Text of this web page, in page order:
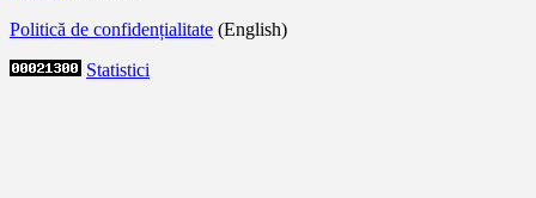
Politică de confidențialitate (English)
Statistici